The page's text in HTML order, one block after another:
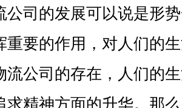
公司的发展可以说是形
重要的作用，对人们的
流公司的存在，人们的
求精神方面的升华。那